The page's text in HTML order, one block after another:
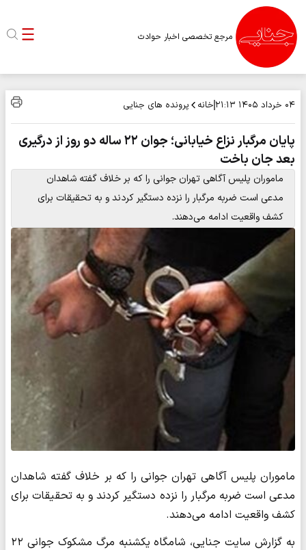
مرجع تخصصی اخبار حوادث
۰۴ خرداد ۱۴۰۵ ۲۱:۱۳ خانه پرونده های جنایی
پایان مرگبار نزاع خیابانی؛ جوان ۲۲ ساله دو روز از درگیری
بعد جان باخت
ماموران پلیس آگاهی تهران جوانی را که بر خلاف گفته شاهدان
مدعی است ضربه مرگبار را نزده دستگیر کردند و به تحقیقات برای
کشف واقعیت ادامه می‌دهند.
ماموران پلیس آگاهی تهران جوانی را که بر خلاف گفته شاهدان
مدعی است ضربه مرگبار را نزده دستگیر کردند و به تحقیقات برای
کشف واقعیت ادامه می‌دهند.
به گزارش سایت جنایی، شامگاه یکشنبه مرگ مشکوک جوانی ۲۲